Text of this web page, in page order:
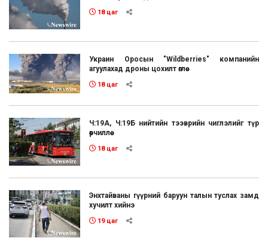
18 цаг
Украин Оросын "Wildberries" компанийн
агуулахад дроны цохилт өглөө
18 цаг
Ч:19А, Ч:19Б нийтийн тээврийн чиглэлийг түр
өөрчиллөө
18 цаг
Энхтайваны гүүрний баруун талын туслах замд
хучилт хийнэ
19 цаг